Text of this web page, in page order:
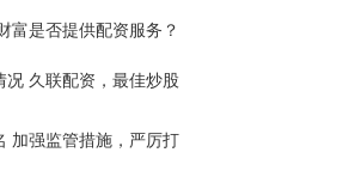
富是否提供配资服务？
况 久联配资，最佳炒股
加强监管措施，严厉打